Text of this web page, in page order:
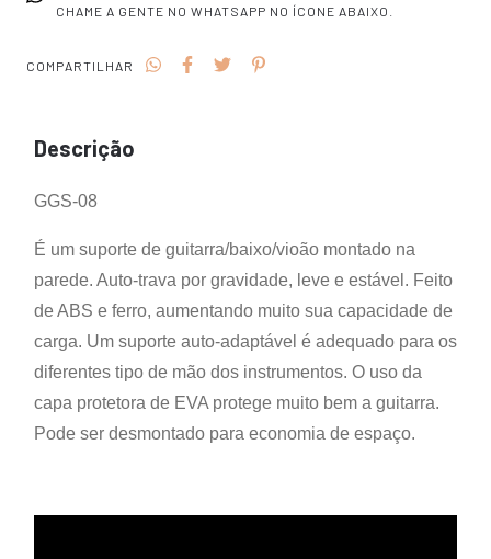
CHAME A GENTE NO WHATSAPP NO ÍCONE ABAIXO.
COMPARTILHAR
Descrição
GGS-08
É um suporte de guitarra/baixo/vioão montado na
parede. Auto-trava por gravidade, leve e estável. Feito
de ABS e ferro, aumentando muito sua capacidade de
carga. Um suporte auto-adaptável é adequado para os
diferentes tipo de mão dos instrumentos. O uso da
capa protetora de EVA protege muito bem a guitarra.
Pode ser desmontado para economia de espaço.